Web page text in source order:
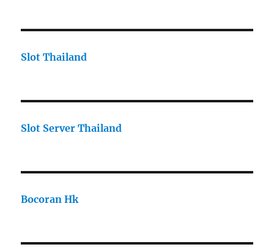
Slot Thailand
Slot Server Thailand
Bocoran Hk